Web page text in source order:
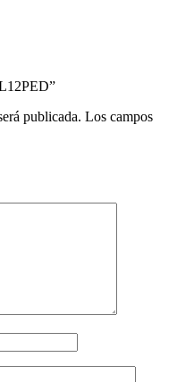
publicada. Los campos